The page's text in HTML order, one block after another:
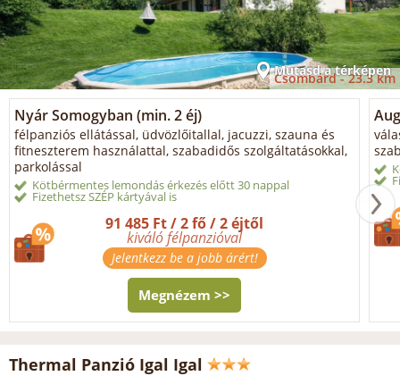
Mutasd a térképen
Csombárd -23.3 km
Nyár Somogyban (min. 2 éj)
félpanziós ellátással, üdvözlőitallal, jacuzzi, szauna és
fitneszterem használattal, szabadidős szolgáltatásokkal,
parkolással
Kötbérmentes lemondás érkezés előtt 30 nappal
Fizethetsz SZÉP kártyával is
91 485 Ft / 2 fő / 2 éjtől
kiváló félpanzióval
Jelentkezz be a jobb árért!
Megnézem >>
Thermal Panzió Igal Igal